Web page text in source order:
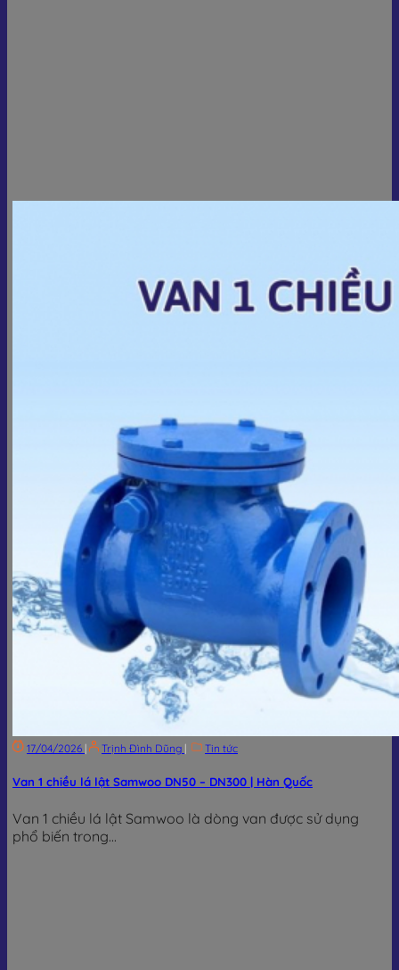
17/04/2026 | Trịnh Đình Dũng | Tin tức
Van 1 chiều lá lật Samwoo DN50 – DN300 | Hàn Quốc
Van 1 chiều lá lật Samwoo là dòng van được sử dụng
phổ biến trong...